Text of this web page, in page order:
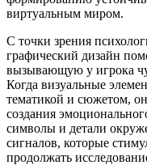
виртуальным миром.
С точки зрения
графический дизайн
вызывающую у игрока
Когда визуальные
тематикой и сюжетом,
создания
символы и детали
сигналов, которые
продолжать